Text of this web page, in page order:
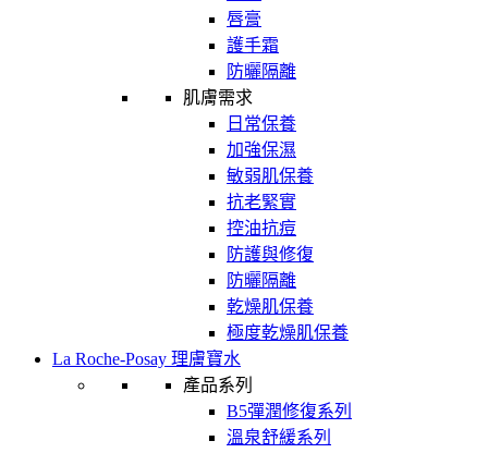
唇膏
護手霜
防曬隔離
肌膚需求
日常保養
加強保濕
敏弱肌保養
抗老緊實
控油抗痘
防護與修復
防曬隔離
乾燥肌保養
極度乾燥肌保養
La Roche-Posay 理膚寶水
產品系列
B5彈潤修復系列
溫泉舒緩系列